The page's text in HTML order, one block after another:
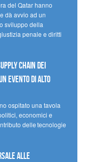
del Qatar hanno
dà avvio ad un
sviluppo della
penale e diritti
chain dei
evento di alto
ospitato una tavola
economici e
delle tecnologie
alle